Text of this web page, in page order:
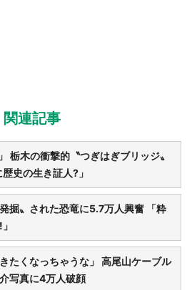
関連記事
栃木の衝撃的〝つぎはぎブリッジ〟
史の生き証人?」
掘〟された恐竜に5.7万人興奮 「粋
たくなっちゃうな」 高尾山ケーブル
写真に4万人破顔